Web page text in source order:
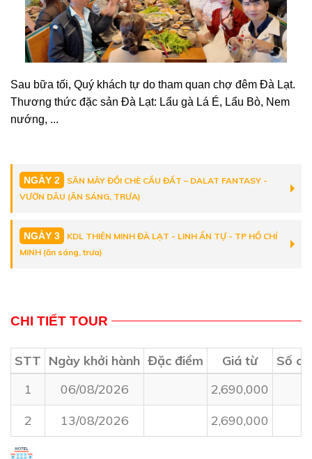
Sau bữa tối, Quý khách tự do tham quan chợ đêm Đà Lạt.
Thương thức đặc sản Đà Lạt: Lẩu gà Lá É, Lẩu Bò, Nem
nướng, ...
NGÀY 2
SĂN MÂY ĐỒI CHÈ CẦU ĐẤT – DALAT FANTASY -
VƯỜN DÂU (ĂN SÁNG, TRƯA)
NGÀY 3
KDL THIÊN MINH ĐÀ LẠT - LINH ẨN TỰ - TP HỒ CHÍ
MINH (ăn sáng, trưa)
CHI TIẾT TOUR
STT Ngày khởi hành Đặc điểm Giá từ
Số
1
06/08/2026
2,690,000
2
13/08/2026 2,690,000